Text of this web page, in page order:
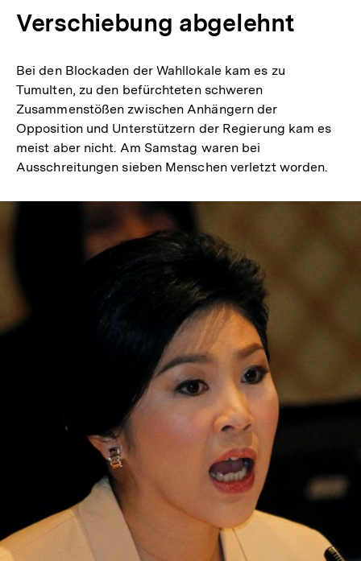
Verschiebung abgelehnt
Bei den Blockaden der Wahllokale kam es zu
Tumulten, zu den befürchteten schweren
Zusammenstößen zwischen Anhängern der
Opposition und Unterstützern der Regierung kam es
meist aber nicht. Am Samstag waren bei
Ausschreitungen sieben Menschen verletzt worden.
Lightbox
öffnen